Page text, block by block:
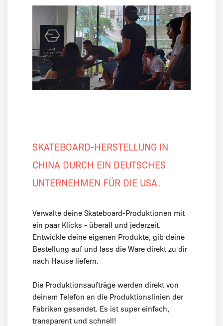
SKATEBOARD-HERSTELLUNG IN
CHINA DURCH EIN DEUTSCHES
UNTERNEHMEN FÜR DIE USA.
Verwalte deine Skateboard-Produktionen mit
ein paar Klicks - überall und jederzeit.
Entwickle deine eigenen Produkte, gib deine
Bestellung auf und lass die Ware direkt zu dir
nach Hause liefern.
Die Produktionsaufträge werden direkt von
deinem Telefon an die Produktionslinien der
Fabriken gesendet. Es ist super einfach,
transparent und schnell!